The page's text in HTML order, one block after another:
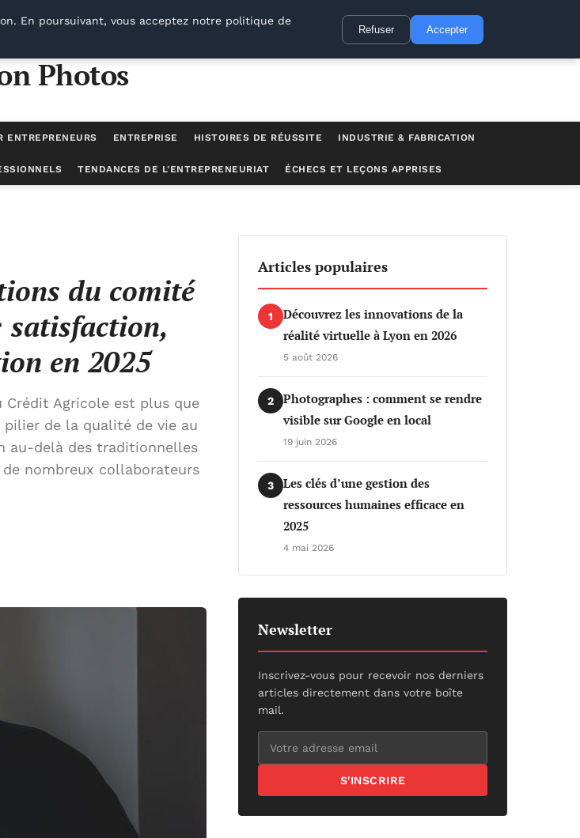
Photos
ENTREPRENEURS ENTREPRISE HISTOIRES DE RÉUSSITE INDUSTRIE & FABRICATION
TENDANCES DE L'ENTREPRENEURIAT ÉCHECS ET LEÇONS APPRISES
Crédit Agricole : satisfaction, attentes et axes d’amélioration en 2025
du comité
satisfaction,
en 2025
Crédit Agricole est plus que
de la qualité de vie au
au-delà des traditionnelles
nombreux collaborateurs
Articles populaires
1
Découvrez les innovations de la
réalité virtuelle à Lyon en 2026
5 août 2026
2
Photographes : comment se rendre
visible sur Google en local
19 juin 2026
3
Les clés d’une gestion des
ressources humaines efficace en
2025
4 mai 2026
Newsletter
Inscrivez-vous pour recevoir nos derniers
articles directement dans votre boîte
mail.
S'INSCRIRE
En poursuivant, vous acceptez notre politique de
Refuser Accepter